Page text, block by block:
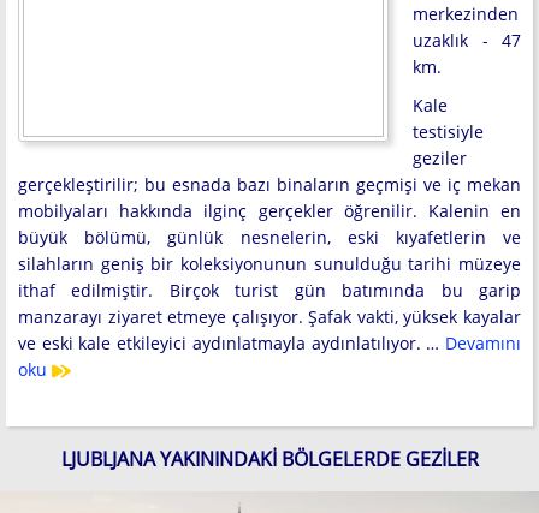
merkezinden
uzaklık - 47
km.
Kale
testisiyle
geziler
gerçekleştirilir; bu esnada bazı binaların geçmişi ve iç mekan
mobilyaları hakkında ilginç gerçekler öğrenilir. Kalenin en
büyük bölümü, günlük nesnelerin, eski kıyafetlerin ve
silahların geniş bir koleksiyonunun sunulduğu tarihi müzeye
ithaf edilmiştir. Birçok turist gün batımında bu garip
manzarayı ziyaret etmeye çalışıyor. Şafak vakti, yüksek kayalar
ve eski kale etkileyici aydınlatmayla aydınlatılıyor. … Devamını
oku
LJUBLJANA YAKININDAKI BÖLGELERDE GEZILER